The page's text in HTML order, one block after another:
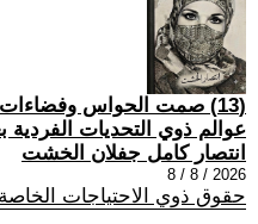
(13) صمت الحواس
عوالم ذوي التحديات الفردية
انتصار كامل جفلان الخشت
2026 / 8 / 8
حقوق ذوي الاحتياجات الخاصة